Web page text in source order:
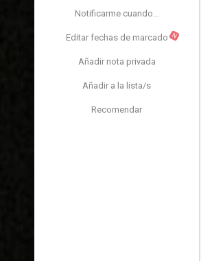
Notificarme cuando...
Editar fechas de marcado N
Añadir nota privada
Añadir a la lista/s
Recomendar